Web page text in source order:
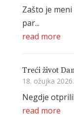
Zašto je
par...
read more
Treći život
18. ožujka 2026.
Negdje
read more